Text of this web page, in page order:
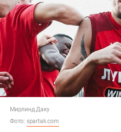
Мирлинд Даку
Фото: spartak.com